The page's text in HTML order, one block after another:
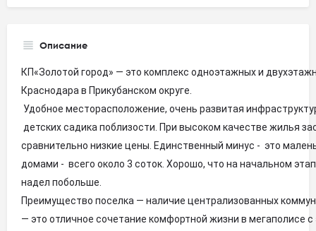
Описание
КП«Золотой город» — это комплекс одноэтажных и
Краснодара в Прикубанском округе.
Удобное месторасположение, очень развитая
детских садика поблизости. При высоком качестве жилья
сравнительно низкие цены. Единственный минус - это
домами - всего около 3 соток. Хорошо, что на начальном
надел побольше.
Преимущество поселка — наличие централизованных
— это отличное сочетание комфортной жизни в мегаполисе